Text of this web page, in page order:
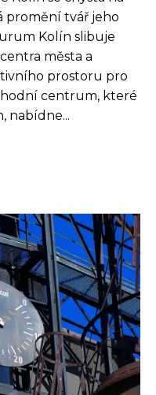
promění tvář jeho
Kolín slibuje
města a
prostoru pro
centrum, které
nabídne...